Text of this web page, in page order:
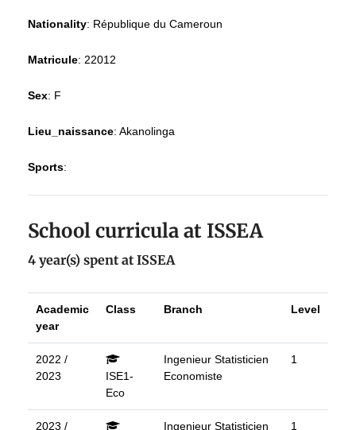
Nationality: République du Cameroun
Matricule: 22012
Sex: F
Lieu_naissance: Akanolinga
Sports:
School curricula at ISSEA
4 year(s) spent at ISSEA
Academic
year
Class Branch Level
2022 /
2023
ISE1-
Eco
Ingenieur Statisticien
Economiste
1
2023 / Ingenieur Statisticien 1